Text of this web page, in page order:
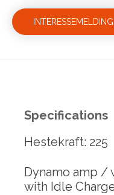
INTERESSEMELDING
Specifications
Hestekraft: 225
Dynamo amp /
with Idle